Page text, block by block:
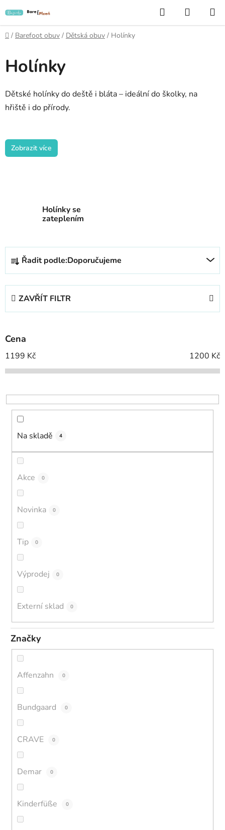
na
obsah
Hledat
KOŠÍK
Domů
/ Barefoot obuv / Dětská obuv / Holínky
Holínky
Dětské holínky do deště i bláta – ideální do školky, na
hřiště i do přírody.
Zobrazit více
Holínky se
zateplením
Ř
z
p
r
o
d
k
t
Řadit podle:Doporučujeme
ZAVŘÍT FILTR
Cena
1199 Kč 1200 Kč
Na skladě 4
Akce 0
Novinka 0
Tip 0
Výprodej 0
Externí sklad 0
Značky
Affenzahn 0
Bundgaard 0
CRAVE 0
Demar 0
Kinderfüße 0